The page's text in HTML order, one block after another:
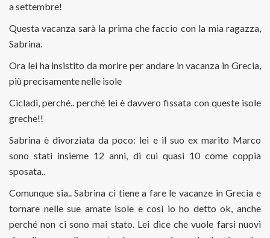
a settembre!
Questa vacanza sarà la prima che faccio con la mia ragazza,
Sabrina.
Ora lei ha insistito da morire per andare in vacanza in Grecia,
più precisamente nelle isole
Cicladi, perché.. perché lei è davvero fissata con queste isole
greche!!
Sabrina è divorziata da poco: lei e il suo ex marito Marco
sono stati insieme 12 anni, di cui quasi 10 come coppia
sposata..
Comunque sia.. Sabrina ci tiene a fare le vacanze in Grecia e
tornare nelle sue amate isole e così io ho detto ok, anche
perché non ci sono mai stato. Lei dice che vuole farsi nuovi